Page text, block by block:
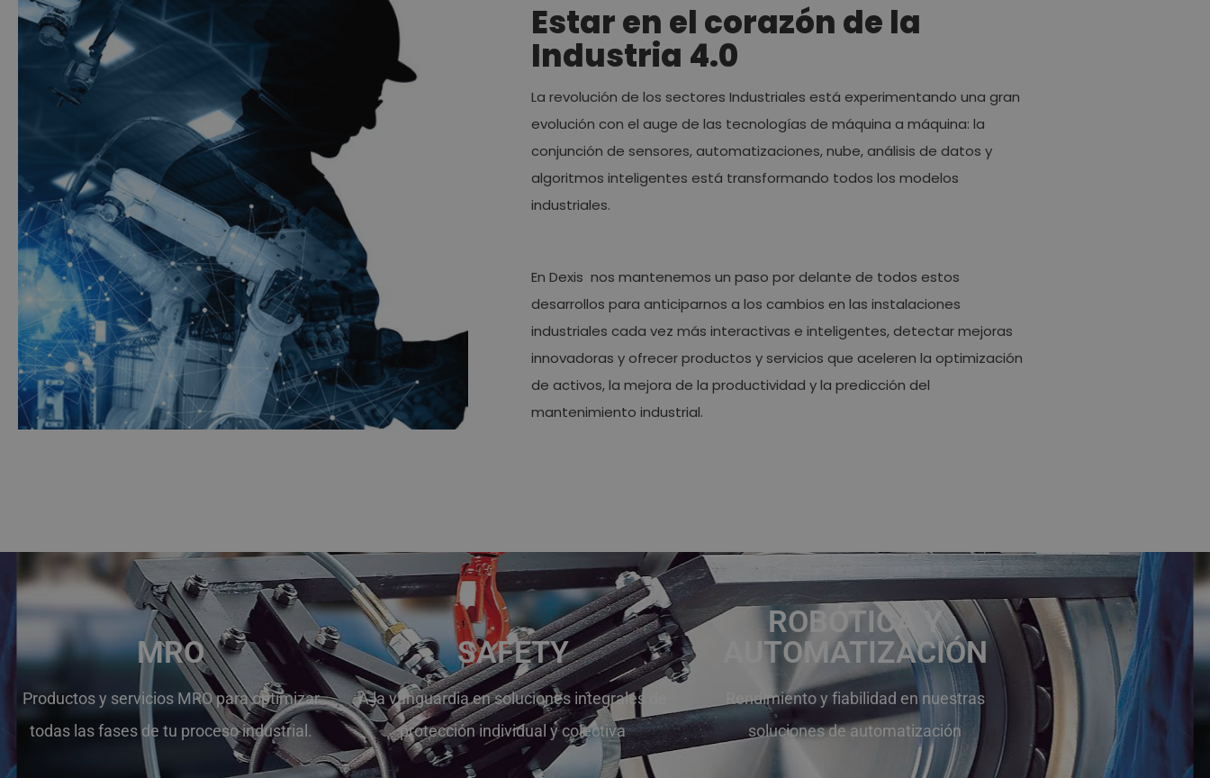
Estar en el corazón de la
Industria 4.0
La revolución de los sectores Industriales está experimentando una gran
evolución con el auge de las tecnologías de máquina a máquina: la
conjunción de sensores, automatizaciones, nube, análisis de datos y
algoritmos inteligentes está transformando todos los modelos
industriales.
En Dexis nos mantenemos un paso por delante de todos estos
desarrollos para anticiparnos a los cambios en las instalaciones
industriales cada vez más interactivas e inteligentes, detectar mejoras
innovadoras y ofrecer productos y servicios que aceleren la optimización
de activos, la mejora de la productividad y la predicción del
mantenimiento industrial.
MRO
Productos y servicios MRO para optimizar
todas las fases de tu proceso industrial.
SAFETY
A la vanguardia en soluciones integrales de
protección individual y colectiva
ROBÓTICA Y
AUTOMATIZACIÓN
Rendimiento y fiabilidad en nuestras
soluciones de automatización